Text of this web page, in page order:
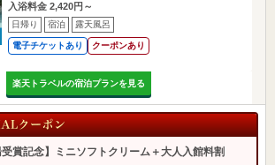
入浴料金 2,420円～
日帰り 宿泊 露天風呂
電子チケットあり クーポンあり
楽天トラベルの宿泊プランを見る
受賞記念】ミニソフトクリーム＋大人入館料割